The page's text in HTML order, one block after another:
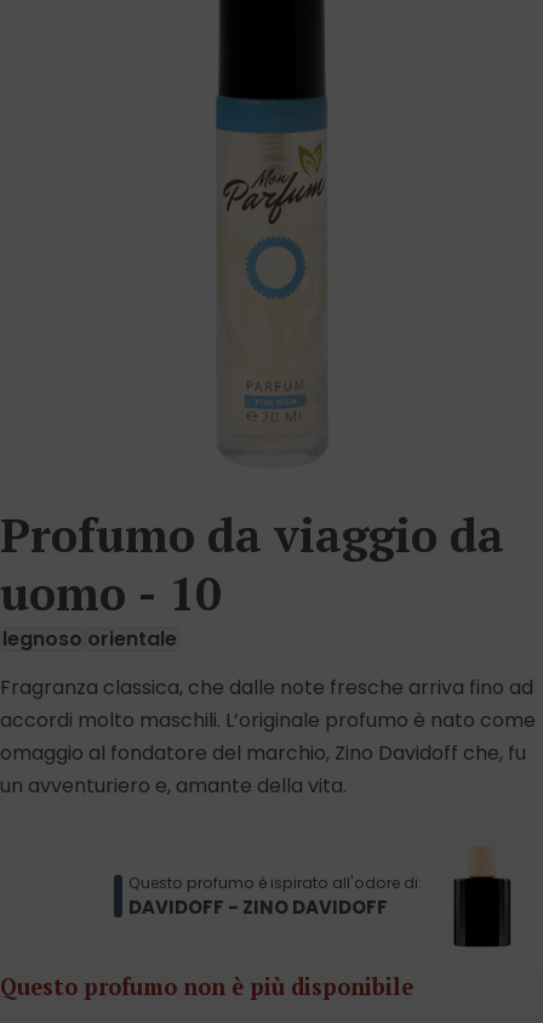
Profumo da viaggio da
uomo - 10
legnoso orientale
Fragranza classica, che dalle note fresche arriva fino ad
accordi molto maschili. L’originale profumo è nato come
omaggio al fondatore del marchio, Zino Davidoff che, fu
un avventuriero e, amante della vita.
Questo profumo è ispirato all'odore di:
DAVIDOFF - ZINO DAVIDOFF
Questo profumo non è più disponibile